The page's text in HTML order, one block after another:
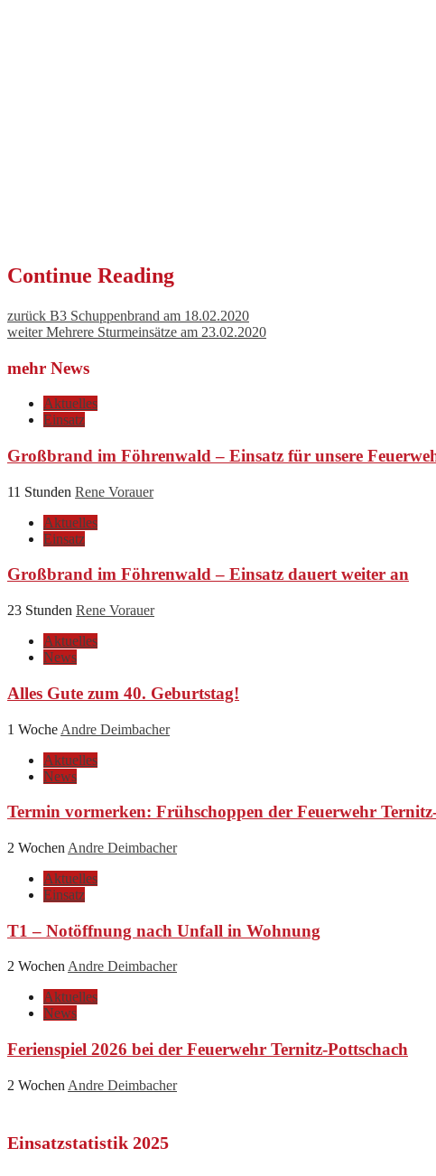
Continue Reading
zurück B3 Schuppenbrand am 18.02.2020
weiterMehrere Sturmeinsätze am 23.02.2020
mehr News
Aktuelles
Einsatz
Großbrand im Föhrenwald – Einsatz für unsere
11 Stunden Rene Vorauer
Aktuelles
Einsatz
Großbrand im Föhrenwald – Einsatz dauert weiter an
23 Stunden Rene Vorauer
Aktuelles
News
Alles Gute zum 40. Geburtstag!
1 Woche Andre Deimbacher
Aktuelles
News
Termin vormerken: Frühschoppen der Feuerwehr
2 Wochen Andre Deimbacher
Aktuelles
Einsatz
T1 – Notöffnung nach Unfall in Wohnung
2 WochenAndre Deimbacher
Aktuelles
News
Ferienspiel 2026 bei der Feuerwehr Ternitz-Pottschach
2 Wochen Andre Deimbacher
Einsatzstatistik 2025